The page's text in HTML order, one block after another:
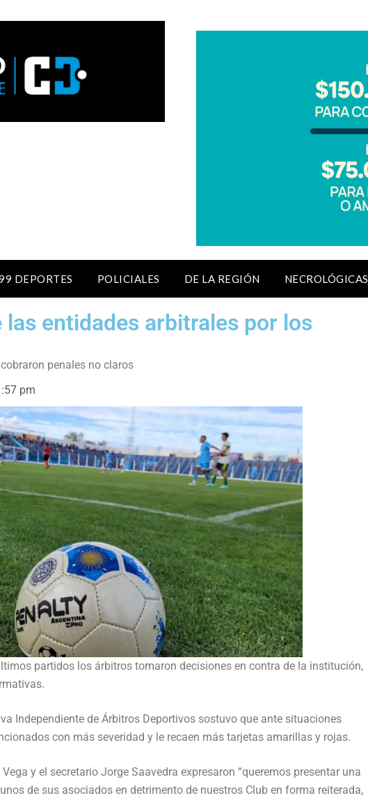
DEPORTES POLICIALES DE LA REGIÓN NECROLÓGICAS
entidades arbitrales por los
penales no claros
pm
partidos los árbitros tomaron decisiones en contra de la institución,
Independiente de Árbitros Deportivos sostuvo que ante situaciones
con más severidad y le recaen más tarjetas amarillas y rojas.
y el secretario Jorge Saavedra expresaron “queremos presentar una
de sus asociados en detrimento de nuestros Club en forma reiterada,